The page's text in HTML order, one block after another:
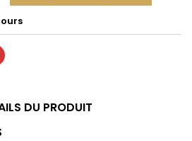
DU PRODUIT